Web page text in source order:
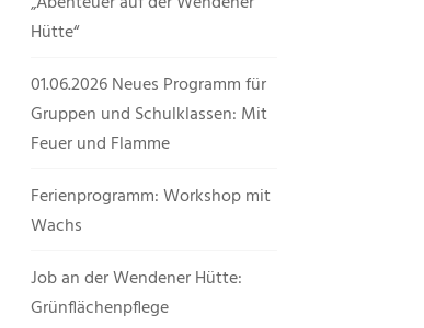
Hütte“
01.06.2026 Neues Programm für
Gruppen und Schulklassen: Mit
Feuer und Flamme
Ferienprogramm: Workshop mit
Wachs
Job an der Wendener Hütte:
Grünflächenpflege